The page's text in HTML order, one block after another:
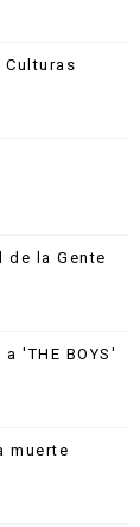
de la Gente
'THE BOYS'
muerte